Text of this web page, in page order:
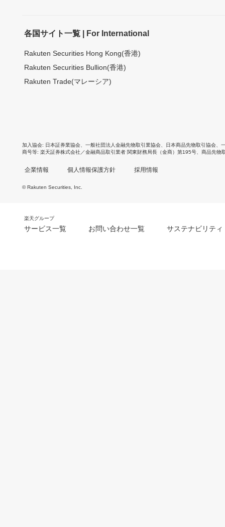
各国サイト一覧 | For International
Rakuten Securities Hong Kong(香港)
Rakuten Securities Bullion(香港)
Rakuten Trade(マレーシア)
加入協会 日本証券業協会 一般社団法人金融先物取引業協会 日本商品先物取引協会
商号等 楽天証券株式会社／金融商品取引業者 関東財務局長（金商）第195号、商品先物
企業情報 個人情報保護方針 採用情報
© Rakuten Securities, Inc.
楽天グループ
サービス一覧 お問い合わせ一覧 サステナビリティ